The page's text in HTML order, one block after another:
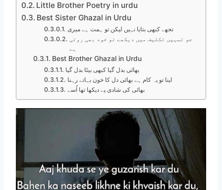
Little Brother Poetry in urdu
Best Sister Ghazal in Urdu
تجھے کبھی بتایا نہیں لیکن تو ہمت ہے میری
جو تمہیں تکلیف میں دیکھے تو خود بھی روتی
ہے
Best Brother Ghazal in Urdu
بھائی بدل گیا کبھی بیٹا بدل گیا
اپنا تو یہ کام ہے بھائی دل کا خون بہاتے رہنا
بھائی کی شادی پے دیکھا تھا اُسے